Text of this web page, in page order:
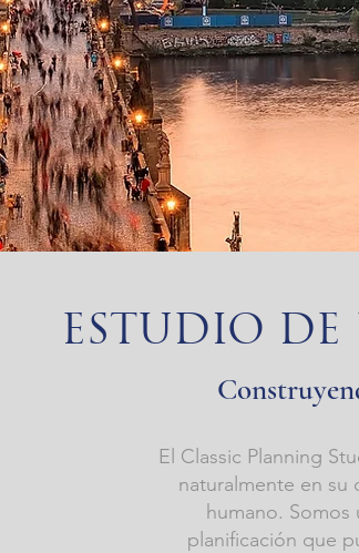
ESTUDIO
El Classic Planning
naturalmente en su
humano. Somos
planificación que